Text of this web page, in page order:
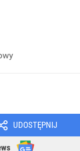
UDOSTĘPNIJ